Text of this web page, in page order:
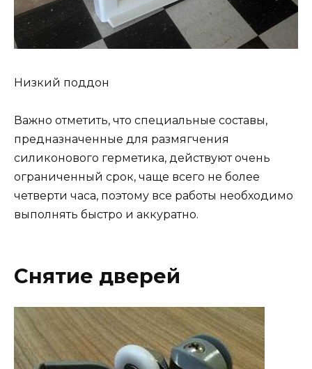
Низкий поддон
Важно отметить, что специальные составы,
предназначенные для размягчения
силиконового герметика, действуют очень
ограниченный срок, чаще всего не более
четверти часа, поэтому все работы необходимо
выполнять быстро и аккуратно.
Снятие дверей